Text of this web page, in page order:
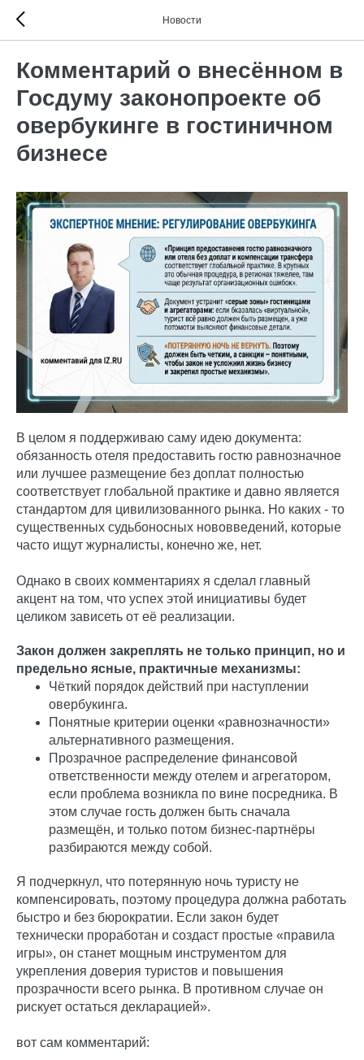
Новости
Комментарий о внесённом в
Госдуму законопроекте об
овербукинге в гостиничном
бизнесе
В целом я поддерживаю саму идею документа:
обязанность отеля предоставить гостю равнозначное
или лучшее размещение без доплат полностью
соответствует глобальной практике и давно является
стандартом для цивилизованного рынка. Но каких - то
существенных судьбоносных нововведений, которые
часто ищут журналисты, конечно же, нет.
Однако в своих комментариях я сделал главный
акцент на том, что успех этой инициативы будет
целиком зависеть от её реализации.
Закон должен закреплять не только принцип, но и
предельно ясные, практичные механизмы:
Чёткий порядок действий при наступлении
овербукинга.
Понятные критерии оценки «равнозначности»
альтернативного размещения.
Прозрачное распределение финансовой
ответственности между отелем и агрегатором,
если проблема возникла по вине посредника. В
этом случае гость должен быть сначала
размещён, и только потом бизнес-партнёры
разбираются между собой.
Я подчеркнул, что потерянную ночь туристу не
компенсировать, поэтому процедура должна работать
быстро и без бюрократии. Если закон будет
технически проработан и создаст простые «правила
игры», он станет мощным инструментом для
укрепления доверия туристов и повышения
прозрачности всего рынка. В противном случае он
рискует остаться декларацией».
вот сам комментарий: